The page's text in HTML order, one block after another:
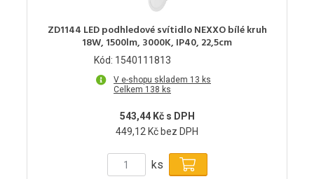
ZD1144 LED podhledové svítidlo NEXXO bílé kruh
18W, 1500lm, 3000K, IP40, 22,5cm
Kód: 1540111813
V e-shopu skladem 13 ks
Celkem 138 ks
543,44 Kč s DPH
449,12 Kč bez DPH
ks